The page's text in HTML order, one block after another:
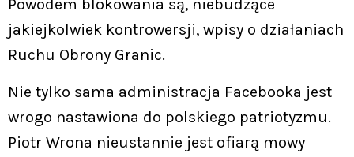
Powodem blokowania są, niebudzące
jakiejkolwiek kontrowersji, wpisy o działaniach
Ruchu Obrony Granic.
Nie tylko sama administracja Facebooka jest
wrogo nastawiona do polskiego patriotyzmu.
Piotr Wrona nieustannie jest ofiarą mowy